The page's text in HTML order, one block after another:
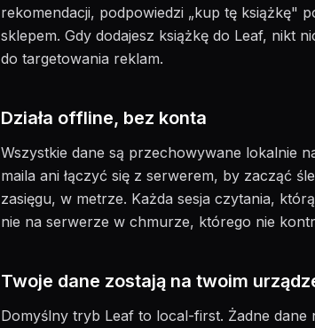
rekomendacji, podpowiedzi „kup tę książkę"
sklepem. Gdy dodajesz książkę do Leaf, nikt
do targetowania reklam.
Działa offline, bez konta
Wszystkie dane są przechowywane lokalnie
maila ani łączyć się z serwerem, by zacząć
zasięgu, w metrze. Każda sesja czytania,
nie na serwerze w chmurze, którego nie
Twoje dane zostają na twoim
Domyślny tryb Leaf to local-first. Żadne dane